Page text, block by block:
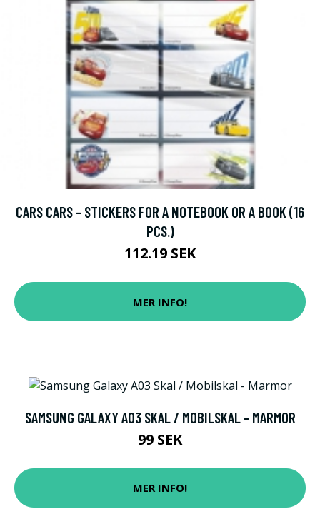
CARS CARS - STICKERS FOR A NOTEBOOK OR A BOOK (16
PCS.)
112.19 SEK
MER INFO!
SAMSUNG GALAXY A03 SKAL / MOBILSKAL - MARMOR
99 SEK
MER INFO!